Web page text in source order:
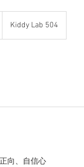
Kiddy Lab 504
向、自信心